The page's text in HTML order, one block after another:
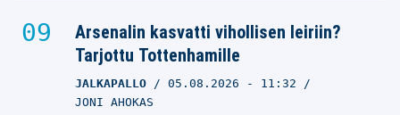
Arsenalin kasvatti vihollisen leiriin?
Tarjottu Tottenhamille
JALKAPALLO 05.08.2026 - 11:32
JONI AHOKAS